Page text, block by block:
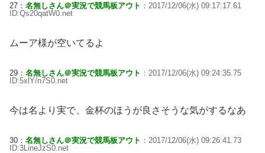
27： 名無しさん＠実況で競馬板アウト ：2017/12/06(水) 09:17:17.61
ID:Qs20qatW0.net
ムーア様が空いてるよ
29： 名無しさん＠実況で競馬板アウト ：2017/12/06(水) 09:24:35.75
ID:5xlY/n7S0.net
今は名より実で、金杯のほうが良さそうな気がするなあ
30： 名無しさん＠実況で競馬板アウト ：2017/12/06(水) 09:26:41.73
ID:3LineJzS0.net